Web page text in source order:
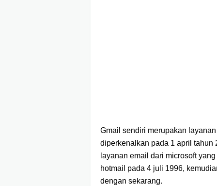
Gmail sendiri merupakan
diperkenalkan pada 1 april tahun
layanan email dari microsoft
hotmail pada 4 juli 1996,
dengan sekarang.